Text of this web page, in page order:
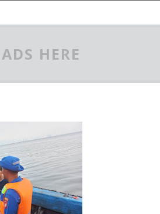
HERE